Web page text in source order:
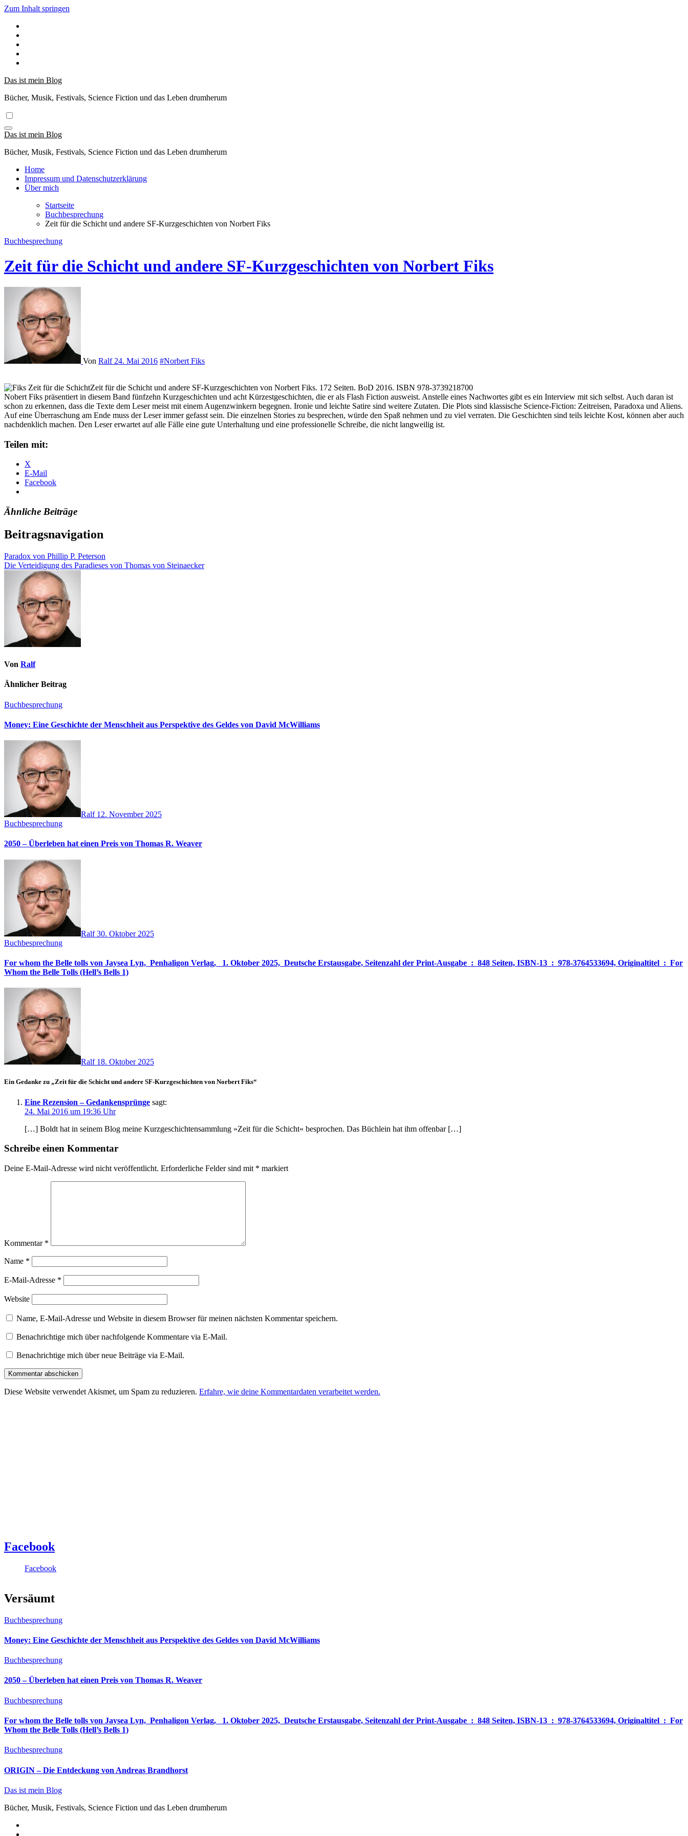
Zum Inhalt springen
Das ist mein Blog
Bücher, Musik, Festivals, Science Fiction und das Leben drumherum
Das ist mein Blog
Bücher, Musik, Festivals, Science Fiction und das Leben drumherum
Home
Impressum und Datenschutzerklärung
Über mich
Startseite
Buchbesprechung
Zeit für die Schicht und andere SF-Kurzgeschichten von Norbert Fiks
Buchbesprechung
Zeit für die Schicht und andere SF-Kurzgeschichten von Norbert Fiks
Von Ralf 24. Mai 2016 #Norbert Fiks
Zeit für die Schicht und andere SF-Kurzgeschichten von Norbert Fiks. 172 Seiten. BoD 2016. ISBN 978-3739218700
Nobert Fiks präsentiert in diesem Band fünfzehn Kurzgeschichten und acht Kürzestgeschichten, die er als Flash Fiction ausweist. Anstelle eines Nachwortes gibt es ein Interview mit sich selbst. Auch daran ist
schon zu erkennen, dass die Texte dem Leser meist mit einem Augenzwinkern begegnen. Ironie und leichte Satire sind weitere Zutaten. Die Plots sind klassische Science-Fiction: Zeitreisen, Paradoxa und Aliens.
Auf eine Überraschung am Ende muss der Leser immer gefasst sein. Die einzelnen Stories zu besprechen, würde den Spaß nehmen und zu viel verraten. Die Geschichten sind teils leichte Kost, können aber auch
nachdenklich machen. Den Leser erwartet auf alle Fälle eine gute Unterhaltung und eine professionelle Schreibe, die nicht langweilig ist.
Teilen mit:
X
E-Mail
Facebook
Ähnliche Beiträge
Beitragsnavigation
Paradox von Phillip P. Peterson
Die Verteidigung des Paradieses von Thomas von Steinaecker
Von Ralf
Ähnlicher Beitrag
Buchbesprechung
Money: Eine Geschichte der Menschheit aus Perspektive des Geldes von David McWilliams
Ralf 12. November 2025
Buchbesprechung
2050 – Überleben hat einen Preis von Thomas R. Weaver
Ralf30. Oktober 2025
Buchbesprechung
For whom the Belle tolls von Jaysea Lyn, ‎ Penhaligon Verlag, ‎ 1. Oktober 2025, ‎ Deutsche Erstausgabe, Seitenzahl der Print-Ausgabe ‏ : ‎ 848 Seiten, ISBN-13 ‏ : ‎ 978-3764533694, Originaltitel ‏ : ‎ For
Whom the Belle Tolls (Hell’s Bells 1)
Ralf 18. Oktober 2025
Ein Gedanke zu „Zeit für die Schicht und andere SF-Kurzgeschichten von Norbert Fiks“
Eine Rezension – Gedankensprünge sagt:
24. Mai 2016 um 19:36 Uhr
[…] Boldt hat in seinem Blog meine Kurzgeschichtensammlung »Zeit für die Schicht« besprochen. Das Büchlein hat ihm offenbar […]
Schreibe einen Kommentar
Deine E-Mail-Adresse wird nicht veröffentlicht. Erforderliche Felder sind mit * markiert
Kommentar *
Name *
E-Mail-Adresse *
Website
Name, E-Mail-Adresse und Website in diesem Browser für meinen nächsten Kommentar speichern.
Benachrichtige mich über nachfolgende Kommentare via E-Mail.
Benachrichtige mich über neue Beiträge via E-Mail.
Diese Website verwendet Akismet, um Spam zu reduzieren. Erfahre, wie deine Kommentardaten verarbeitet werden.
Facebook
Facebook
Versäumt
Buchbesprechung
Money: Eine Geschichte der Menschheit aus Perspektive des Geldes von David McWilliams
Buchbesprechung
2050 – Überleben hat einen Preis von Thomas R. Weaver
Buchbesprechung
For whom the Belle tolls von Jaysea Lyn, ‎ Penhaligon Verlag, ‎ 1. Oktober 2025, ‎ Deutsche Erstausgabe, Seitenzahl der Print-Ausgabe ‏ : ‎ 848 Seiten, ISBN-13 ‏ : ‎ 978-3764533694, Originaltitel ‏ : ‎ For
Whom the Belle Tolls (Hell’s Bells 1)
Buchbesprechung
ORIGIN – Die Entdeckung von Andreas Brandhorst
Das ist mein Blog
Bücher, Musik, Festivals, Science Fiction und das Leben drumherum